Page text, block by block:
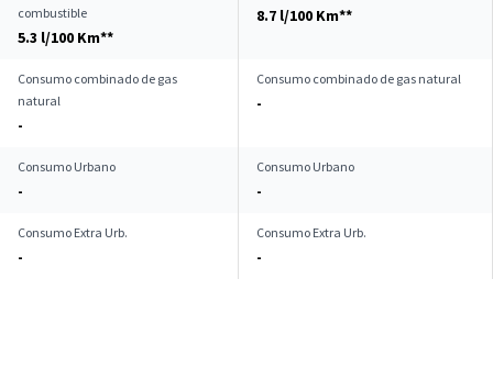
combustible
5.3 l/100 Km**
8.7 l/100 Km**
Consumo combinado de gas
natural
-
Consumo combinado de gas natural
-
Consumo Urbano
-
Consumo Urbano
-
Consumo Extra Urb.
-
Consumo Extra Urb.
-